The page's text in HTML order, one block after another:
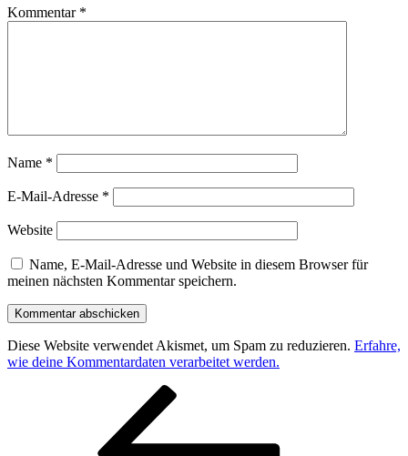
Kommentar *
Name *
E-Mail-Adresse *
Website
Name, E-Mail-Adresse und Website in diesem Browser für
meinen nächsten Kommentar speichern.
Diese Website verwendet Akismet, um Spam zu reduzieren. Erfahre,
wie deine Kommentardaten verarbeitet werden.
Beitragsnavigation